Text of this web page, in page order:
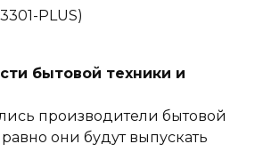
PLUS)
бытовой техники и
производители бытовой
они будут выпускать